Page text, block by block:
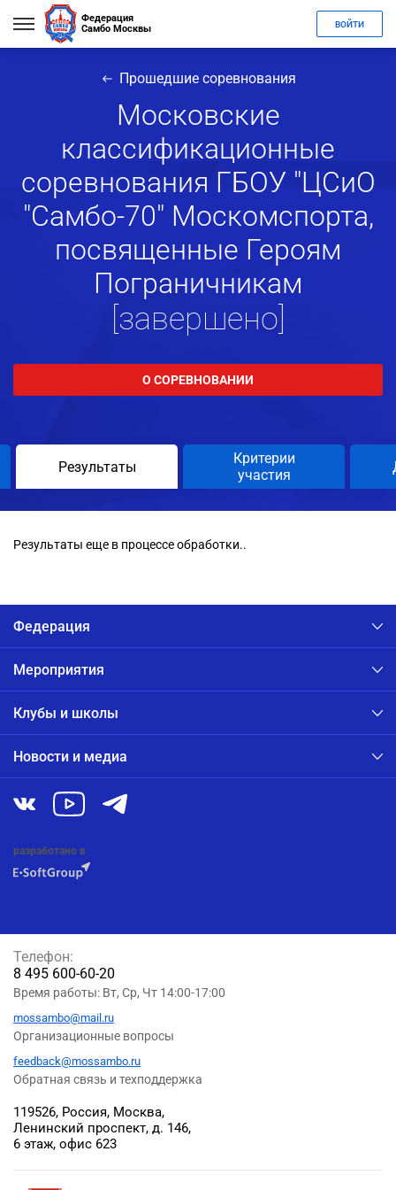
Федерация
Самбо Москвы
ВОЙТИ
Прошедшие соревнования
Московские
классификационные
соревнования ГБОУ "ЦСиО
"Самбо-70" Москомспорта,
посвященные Героям
Пограничникам
[завершено]
О СОРЕВНОВАНИИ
Результаты
Критерии
участия
Результаты еще в процессе обработки..
Федерация
Мероприятия
Клубы и школы
Новости и медиа
разработано в
119526, Россия, Москва,
Ленинский проспект, д. 146,
6 этаж, офис 623
Телефон:
8 495 600-60-20
Время работы: Вт, Ср, Чт 14:00-17:00
mossambo@mail.ru
Организационные вопросы
feedback@mossambo.ru
Обратная связь и техподдержка